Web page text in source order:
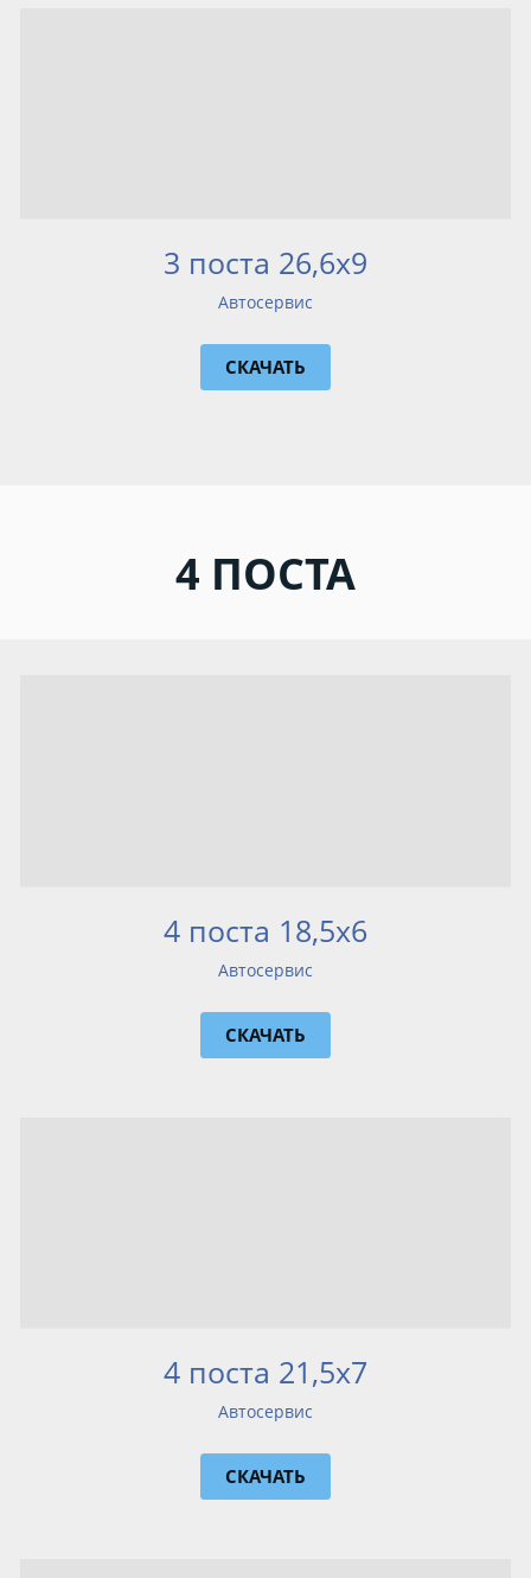
3 поста 26,6х9
Автосервис
СКАЧАТЬ
4 ПОСТА
4 поста 18,5x6
Автосервис
СКАЧАТЬ
4 поста 21,5х7
Автосервис
СКАЧАТЬ